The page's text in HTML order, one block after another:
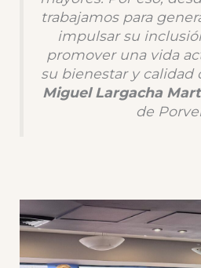
trabajamos para
impulsar su
promover una vida
su bienestar y calidad
Miguel Largacha
de